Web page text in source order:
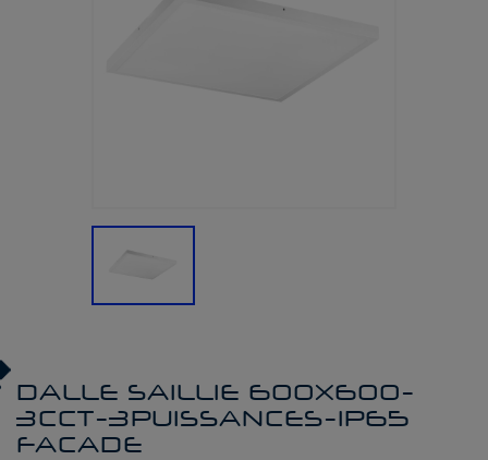
DALLE SAILLIE 600X600-
3CCT-3PUISSANCES-IP65
FACADE